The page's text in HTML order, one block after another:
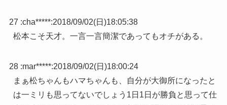
27 :cha*****:2018/09/02(日)18:05:38
松本こそ天才。一言一言簡潔であってもオチがある。
28 :mar*****:2018/09/02(日)18:00:24
まぁ松ちゃんもハマちゃんも、自分が大御所になったと
は一ミリも思ってないでしょう1日1日が勝負と思って仕